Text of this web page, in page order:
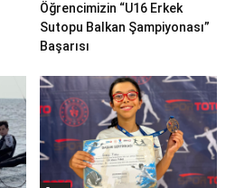
Öğrencimizin “U16 Erkek
Sutopu Balkan Şampiyonası”
Başarısı